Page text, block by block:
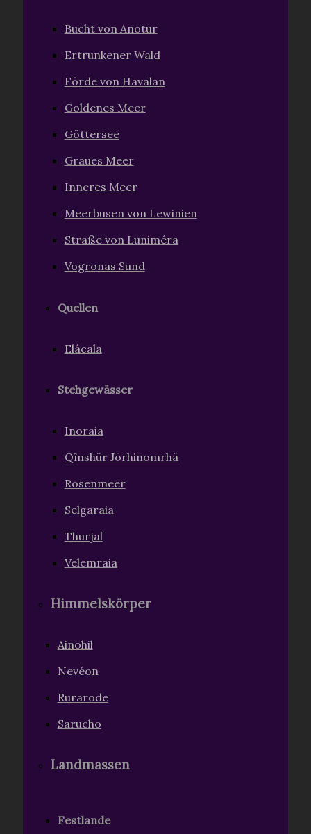
Bucht von Anotur
Ertrunkener Wald
Förde von Havalan
Goldenes Meer
Göttersee
Graues Meer
Inneres Meer
Meerbusen von Lewinien
Straße von Luniméra
Vogronas Sund
Quellen
Elácala
Stehgewässer
Inoraia
Qînshür Jörhinomrhä
Rosenmeer
Selgaraia
Thurjal
Velemraia
Himmelskörper
Ainohil
Nevéon
Rurarode
Sarucho
Landmassen
Festlande